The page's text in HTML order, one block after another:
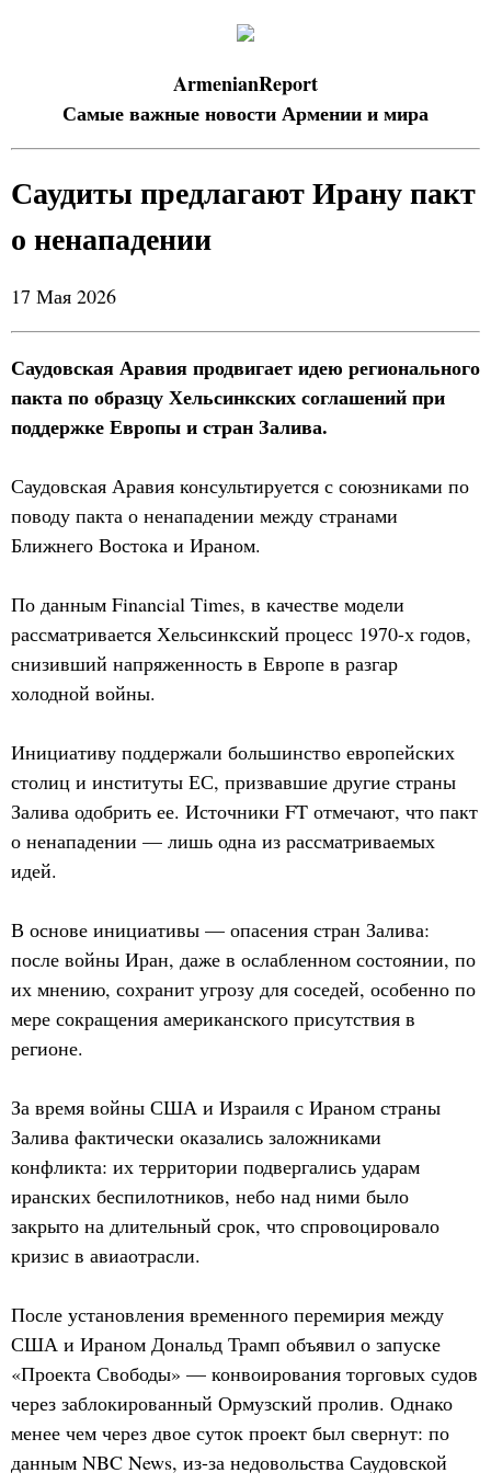
ArmenianReport
Самые важные новости Армении и мира
Саудиты предлагают Ирану пакт
о ненападении
17 Мая 2026
Саудовская Аравия продвигает идею регионального
пакта по образцу Хельсинкских соглашений при
поддержке Европы и стран Залива.
Саудовская Аравия консультируется с союзниками по
поводу пакта о ненападении между странами
Ближнего Востока и Ираном.
По данным Financial Times, в качестве модели
рассматривается Хельсинкский процесс 1970-х годов,
снизивший напряженность в Европе в разгар
холодной войны.
Инициативу поддержали большинство европейских
столиц и институты ЕС, призвавшие другие страны
Залива одобрить ее. Источники FT отмечают, что пакт
о ненападении — лишь одна из рассматриваемых
идей.
В основе инициативы — опасения стран Залива:
после войны Иран, даже в ослабленном состоянии, по
их мнению, сохранит угрозу для соседей, особенно по
мере сокращения американского присутствия в
регионе.
За время войны США и Израиля с Ираном страны
Залива фактически оказались заложниками
конфликта: их территории подвергались ударам
иранских беспилотников, небо над ними было
закрыто на длительный срок, что спровоцировало
кризис в авиаотрасли.
После установления временного перемирия между
США и Ираном Дональд Трамп объявил о запуске
«Проекта Свободы» — конвоирования торговых судов
через заблокированный Ормузский пролив. Однако
менее чем через двое суток проект был свернут: по
данным NBC News, из-за недовольства Саудовской